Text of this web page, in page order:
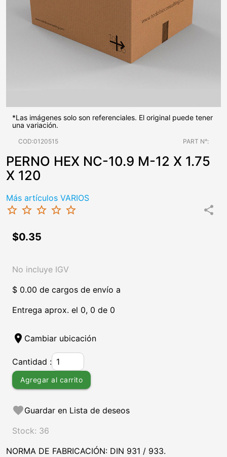
*Las imágenes solo son referenciales. El original puede tener
una variación.
COD:0120515 PART N°:
PERNO HEX NC-10.9 M-12 X 1.75
X 120
Más artículos VARIOS
star_border star_border star_border star_border star_border share
$0.35
No incluye IGV
$ 0.00 de cargos de envío a
Entrega aprox. el 0, 0 de 0
location_on Cambiar ubicación
Cantidad :
Agregar al carrito
favoriteGuardar en Lista de deseos
Stock: 36
NORMA DE FABRICACIÓN: DIN 931 / 933.